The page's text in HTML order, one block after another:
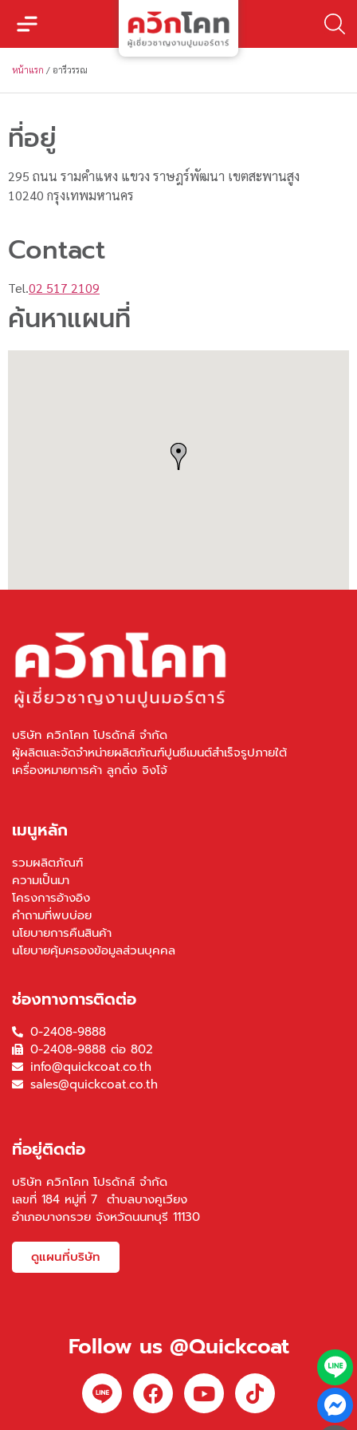
หน้าแรก / อารีวรรณ
ที่อยู่
295 ถนน รามคำแหง แขวง ราษฎร์พัฒนา เขตสะพานสูง
10240 กรุงเทพมหานคร
Contact
Tel.02 517 2109
ค้นหาแผนที่
บริษัท ควิกโคท โปรดักส์ จำกัด
ผู้ผลิตและจัดจำหน่ายผลิตภัณฑ์ปูนซีเมนต์สำเร็จรูปภายใต้
เครื่องหมายการค้า ลูกดิ่ง จิงโจ้
เมนูหลัก
รวมผลิตภัณฑ์
ความเป็นมา
โครงการอ้างอิง
คำถามที่พบบ่อย
นโยบายการคืนสินค้า
นโยบายคุ้มครองข้อมูลส่วนบุคคล
ช่องทางการติดต่อ
0-2408-9888
0-2408-9888 ต่อ 802
info@quickcoat.co.th
sales@quickcoat.co.th
ที่อยู่ติดต่อ
บริษัท ควิกโคท โปรดักส์ จำกัด
เลขที่ 184 หมู่ที่ 7 ตำบลบางคูเวียง
อำเภอบางกรวย จังหวัดนนทบุรี 11130
ดูแผนที่บริษัท
Follow us @Quickcoat